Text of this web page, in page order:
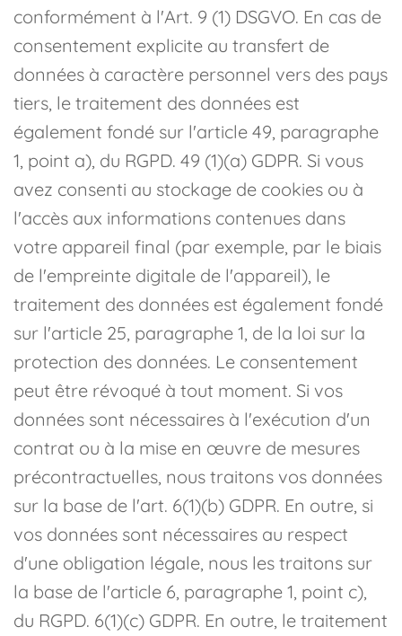
conformément à l'Art. 9 (1) DSGVO. En cas de
consentement explicite au transfert de
données à caractère personnel vers des pays
tiers, le traitement des données est
également fondé sur l'article 49, paragraphe
1, point a), du RGPD. 49 (1)(a) GDPR. Si vous
avez consenti au stockage de cookies ou à
l'accès aux informations contenues dans
votre appareil final (par exemple, par le biais
de l'empreinte digitale de l'appareil), le
traitement des données est également fondé
sur l'article 25, paragraphe 1, de la loi sur la
protection des données. Le consentement
peut être révoqué à tout moment. Si vos
données sont nécessaires à l'exécution d'un
contrat ou à la mise en œuvre de mesures
précontractuelles, nous traitons vos données
sur la base de l'art. 6(1)(b) GDPR. En outre, si
vos données sont nécessaires au respect
d'une obligation légale, nous les traitons sur
la base de l'article 6, paragraphe 1, point c),
du RGPD. 6(1)(c) GDPR. En outre, le traitement